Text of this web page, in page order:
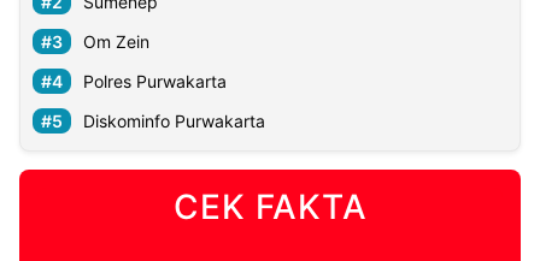
Om Zein
Polres Purwakarta
Diskominfo Purwakarta
CEK FAKTA